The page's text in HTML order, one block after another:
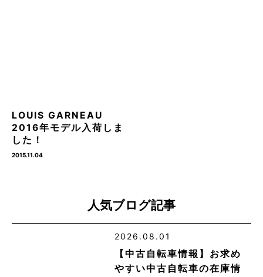
LOUIS GARNEAU
2016年モデル入荷しま
した！
2015.11.04
人気ブログ記事
2026.08.01
【中古自転車情報】お求め
やすい中古自転車の在庫情